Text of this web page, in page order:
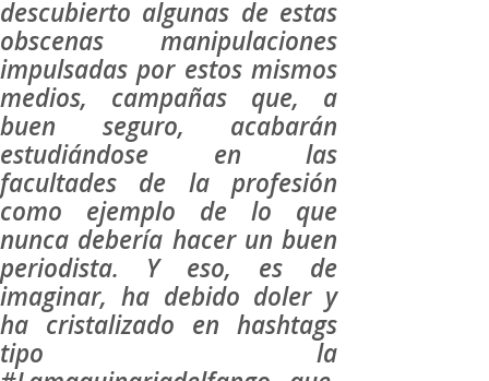
descubierto algunas de estas
obscenas manipulaciones
impulsadas por estos mismos
medios, campañas que, a
buen seguro, acabarán
estudiándose en las
facultades de la profesión
como ejemplo de lo que
nunca debería hacer un buen
periodista. Y eso, es de
imaginar, ha debido doler y
ha cristalizado en hashtags
tipo la